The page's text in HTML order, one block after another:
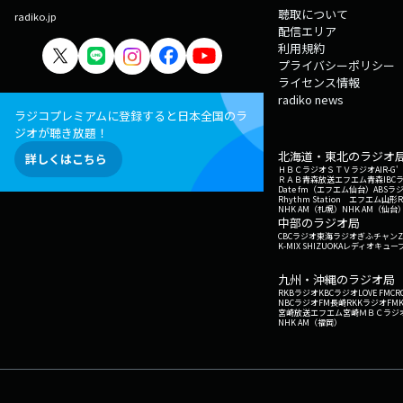
radiko.jp
ラジコプレミアムに登録すると日本全国のラ
ジオが聴き放題！
詳しくはこちら
聴取について
配信エリア
利用規約
プライバシーポリシー
ライセンス情報
radiko news
北海道・東北のラジオ
ＨＢＣラジオＳＴＶラジオAIR-G'
ＲＡＢ青森放送エフエム青森IBC
Date fm（エフエム仙台） ABSラ
Rhythm Station エフエム山形
NHK AM（札幌） NHK AM（仙台
中部のラジオ局
CBCラジオ東海ラジオぎふチャン
K-MIX SHIZUOKAレディオキュー
九州・沖縄のラジオ局
RKBラジオKBCラジオLOVE FM
NBCラジオFM長崎RKKラジオ
宮崎放送エフエム宮崎ＭＢＣラジ
NHK AM（福岡）